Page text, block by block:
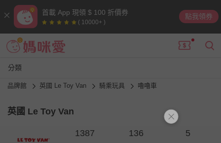
首載 App 現領 $ 100 折價券
( 10000+ )
點我領券
分類
品牌館 英國 Le Toy Van 騎乘玩具 嚕嚕車
英國 Le Toy Van
1387 136 5